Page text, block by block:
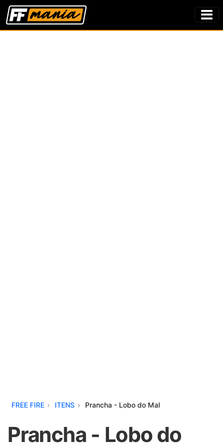
FREE FIRE ITENS Prancha - Lobo do Mal
Prancha - Lobo do